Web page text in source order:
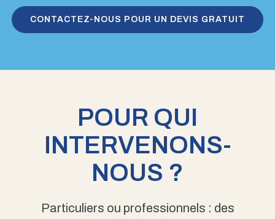
CONTACTEZ-NOUS POUR UN DEVIS GRATUIT
POUR QUI
INTERVENONS-
NOUS ?
Particuliers ou professionnels : des